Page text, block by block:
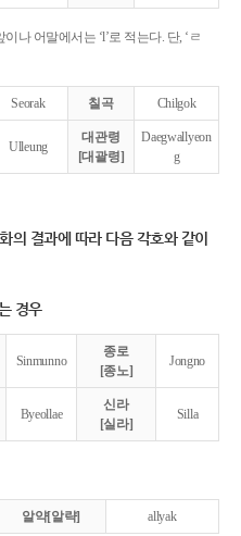
나 어말에서는 ‘l’로 적는다. 단, ‘ㄹ
Seorak 칠곡 Chilgok
Ulleung
대관령
[대괄령]
Daegwallyeon
g
의 결과에 따라 다음 각호와 같이
경우
Sinmunno
종로
[종노]
Jongno
Byeollae
신라
[실라]
Silla
알약[알략] allyak